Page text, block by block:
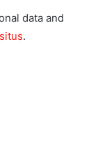
data and
.